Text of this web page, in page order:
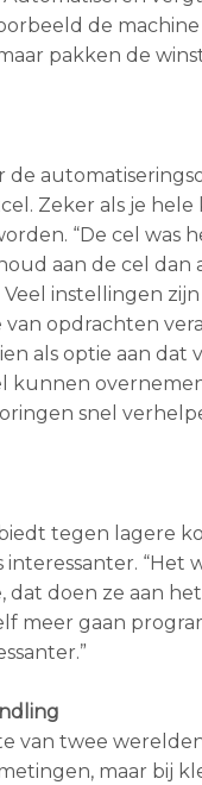
de
pakken de
Zeker als je
“De cel was
aan de cel
instellingen
opdrachten
als optie aan
snel
tegen lagere
doen ze aan
meer gaan
van twee
maar bij